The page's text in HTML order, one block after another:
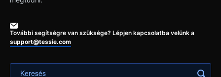
További segítségre van szüksége? Lépjen kapcsolatba velünk a
support@tessie.com